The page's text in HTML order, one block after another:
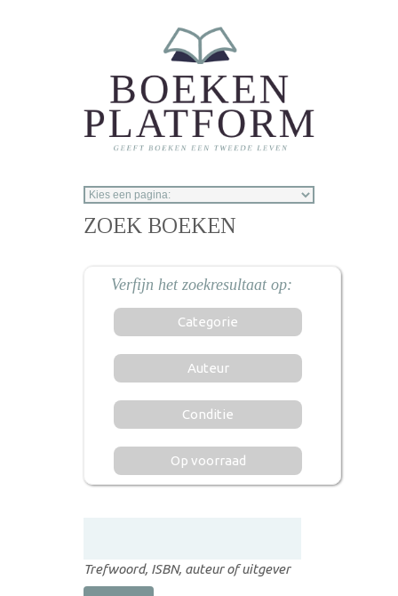
ZOEK BOEKEN
Categorie
Auteur
Conditie
Op voorraad
Trefwoord, ISBN, auteur of uitgever